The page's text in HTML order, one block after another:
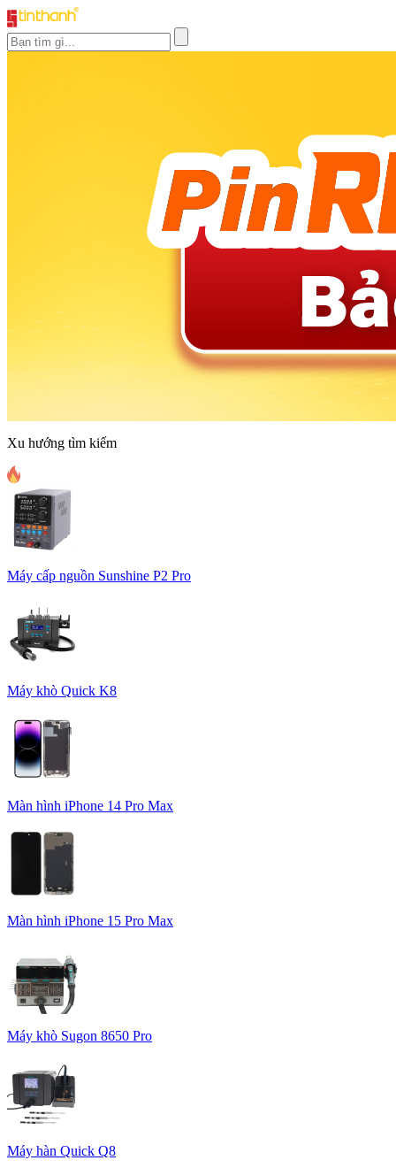
Xu hướng tìm kiếm
Máy cấp nguồn Sunshine P2 Pro
Máy khò Quick K8
Màn hình iPhone 14 Pro Max
Màn hình iPhone 15 Pro Max
Máy khò Sugon 8650 Pro
Máy hàn Quick Q8